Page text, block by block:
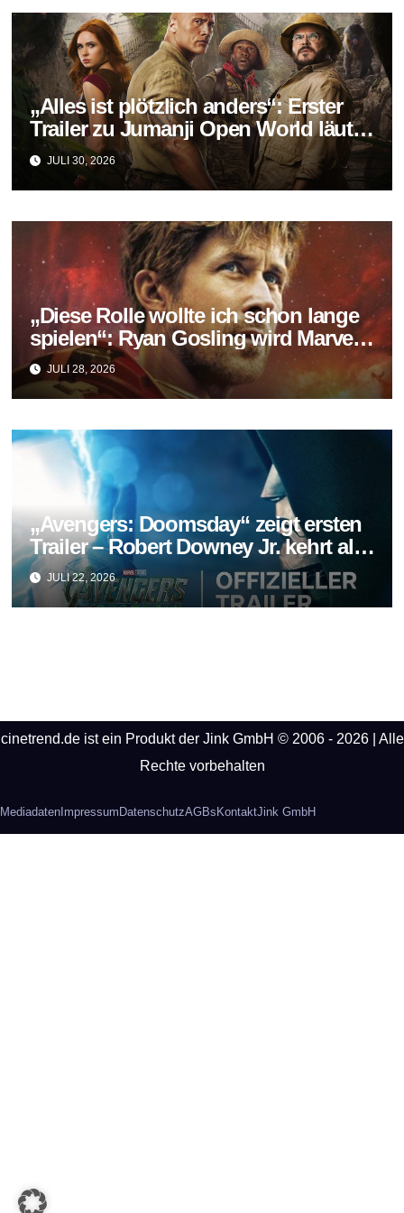
„Alles ist plötzlich anders“: Erster
Trailer zu Jumanji Open World läutet
das Finale der Reihe ein
JULI 30, 2026
„Diese Rolle wollte ich schon lange
spielen“: Ryan Gosling wird Marvels
neuer Ghost Rider
JULI 28, 2026
„Avengers: Doomsday“ zeigt ersten
Trailer – Robert Downey Jr. kehrt als
Doctor Doom zurück
JULI 22, 2026
cinetrend.de ist ein Produkt der Jink GmbH © 2006 - 2026 | Alle
Rechte vorbehalten
MediadatenImpressumDatenschutzAGBsKontaktJink GmbH